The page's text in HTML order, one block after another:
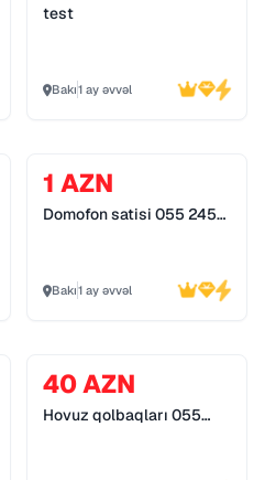
test
Bakı1 ay əvvəl
1 AZN
Domofon satisi 055 245
Bakı1 ay əvvəl
40 AZN
Hovuz qolbaqları 055